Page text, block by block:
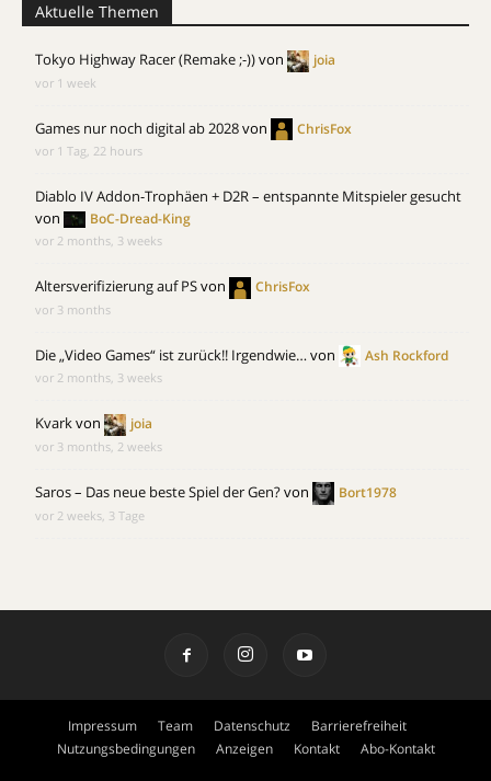
Aktuelle Themen
Tokyo Highway Racer (Remake ;-))von joia
vor 1 week
Games nur noch digital ab 2028von ChrisFox
vor 1 Tag, 22 hours
Diablo IV Addon-Trophäen + D2R – entspannte Mitspieler gesucht
von
BoC-Dread-King
vor 2 months, 3 weeks
Altersverifizierung auf PSvon ChrisFox
vor 3 months
Die „Video Games“ ist zurück!! Irgendwie…von Ash Rockford
vor 2 months, 3 weeks
Kvarkvon joia
vor 3 months, 2 weeks
Saros – Das neue beste Spiel der Gen?von Bort1978
vor 2 weeks, 3 Tage
Impressum Team Datenschutz
Barrierefreiheit
Nutzungsbedingungen
Anzeigen Kontakt Abo-Kontakt